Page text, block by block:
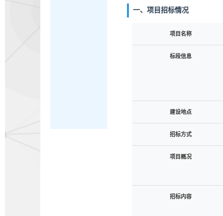
一、项目招标情况
项目名称
标段信息
建设地点
招标方式
项目概况
招标内容